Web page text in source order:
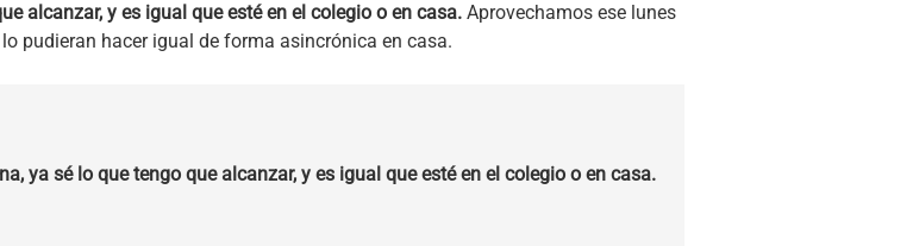
alcanzar, y es igual que esté en el colegio o en casa. Aprovechamos ese lunes
pudieran hacer igual de forma asincrónica en casa.
ya sé lo que tengo que alcanzar, y es igual que esté en el colegio o en casa.